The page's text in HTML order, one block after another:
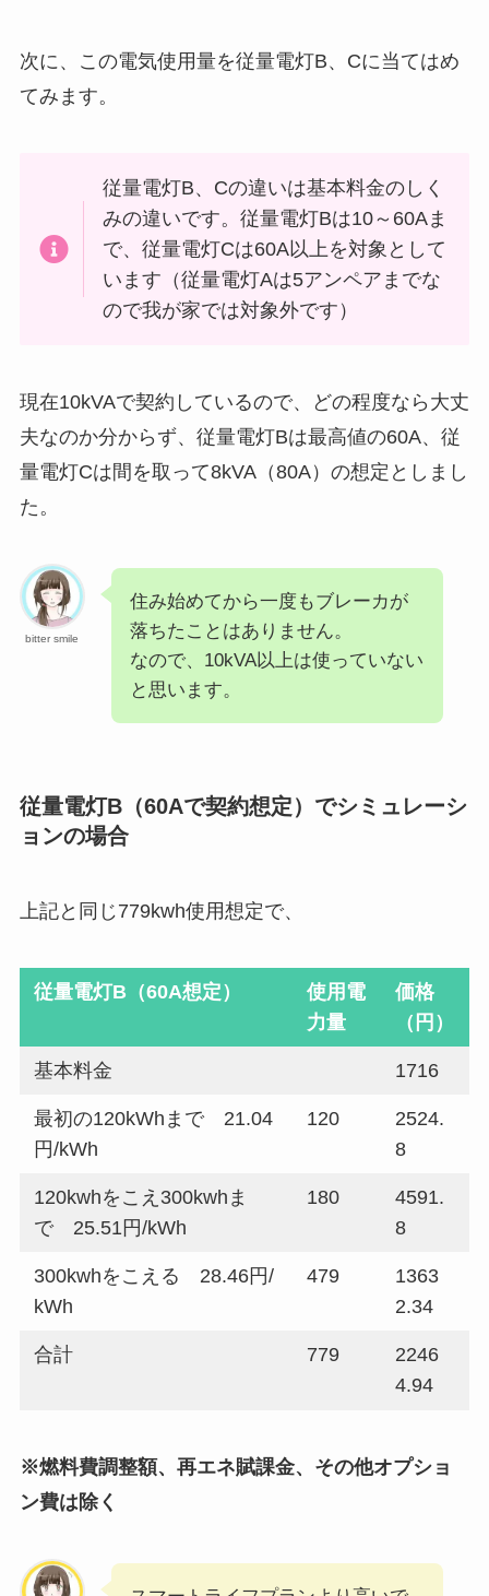
次に、この電気使用量を従量電灯B、Cに当てはめ
てみます。
従量電灯B、Cの違いは基本料金のしく
みの違いです。従量電灯Bは10～60Aま
で、従量電灯Cは60A以上を対象として
います（従量電灯Aは5アンペアまでな
ので我が家では対象外です）
現在10kVAで契約しているので、どの程度なら大丈
夫なのか分からず、従量電灯Bは最高値の60A、従
量電灯Cは間を取って8kVA（80A）の想定としまし
た。
bitter smile
住み始めてから一度もブレーカが
落ちたことはありません。
なので、10kVA以上は使っていない
と思います。
従量電灯B（60Aで契約想定）でシミュレーシ
ョンの場合
上記と同じ779kwh使用想定で、
従量電灯B（60A想定）
使用電
力量
価格
（円）
基本料金 1716
最初の120kWhまで 21.04
円/kWh
120
2524.
8
120kwhをこえ300kwhま
で 25.51円/kWh
180
4591.
8
300kwhをこえる 28.46円/
kWh
479
1363
2.34
合計 779
2246
4.94
※燃料費調整額、再エネ賦課金、その他オプショ
ン費は除く